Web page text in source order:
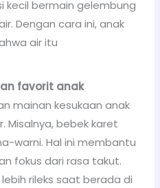
kecil bermain gelembung
Dengan cara ini, anak
air itu
favorit anak
mainan kesukaan anak
Misalnya, bebek karet
warni. Hal ini membantu
fokus dari rasa takut.
rileks saat berada di